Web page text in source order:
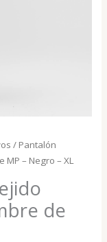
/ Pantalón
– Negro – XL
de